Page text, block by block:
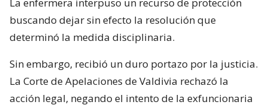
La enfermera interpuso un recurso de protección
buscando dejar sin efecto la resolución que
determinó la medida disciplinaria.
Sin embargo, recibió un duro portazo por la justicia.
La Corte de Apelaciones de Valdivia rechazó la
acción legal, negando el intento de la exfuncionaria